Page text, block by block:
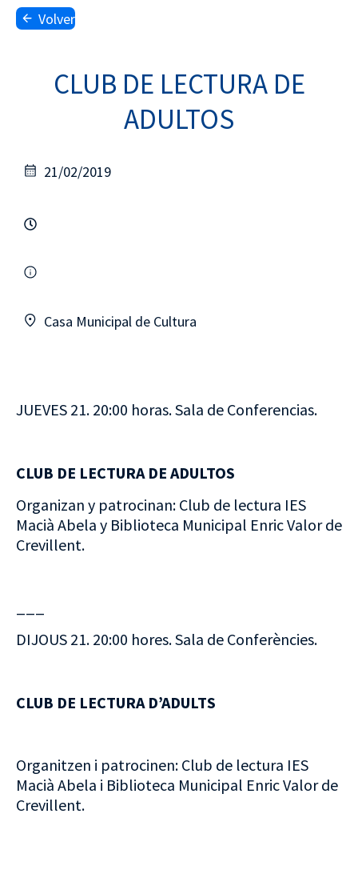
Volver
CLUB DE LECTURA DE
ADULTOS
21/02/2019
Casa Municipal de Cultura
JUEVES 21. 20:00 horas. Sala de Conferencias.
CLUB DE LECTURA DE ADULTOS
Organizan y patrocinan: Club de lectura IES
Macià Abela y Biblioteca Municipal Enric Valor de
Crevillent.
DIJOUS 21. 20:00 hores. Sala de Conferències.
CLUB DE LECTURA D’ADULTS
Organitzen i patrocinen: Club de lectura IES
Macià Abela i Biblioteca Municipal Enric Valor de
Crevillent.